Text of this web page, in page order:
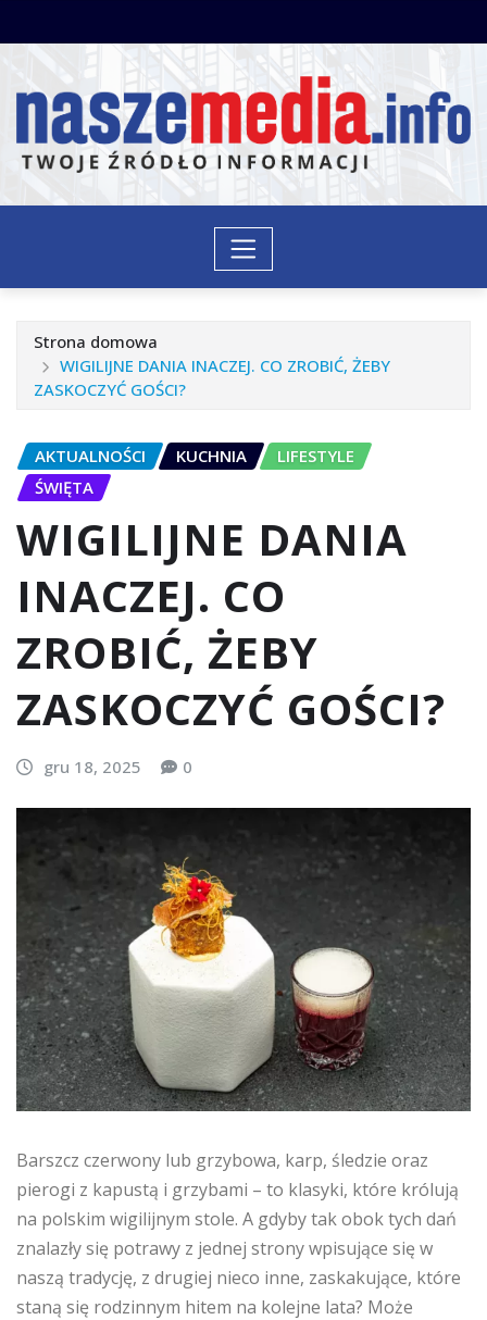
do
Strona domowa
WIGILIJNE DANIA INACZEJ. CO ZROBIĆ, ŻEBY
ZASKOCZYĆ GOŚCI?
AKTUALNOŚCI KUCHNIA
LIFESTYLE
ŚWIĘTA
WIGILIJNE DANIA
INACZEJ. CO
ZROBIĆ, ŻEBY
ZASKOCZYĆ GOŚCI?
gru 18, 2025 0
Barszcz czerwony lub grzybowa, karp, śledzie oraz
pierogi z kapustą i grzybami – to klasyki, które królują
na polskim wigilijnym stole. A gdyby tak obok tych dań
znalazły się potrawy z jednej strony wpisujące się w
naszą tradycję, z drugiej nieco inne, zaskakujące, które
staną się rodzinnym hitem na kolejne lata? Może